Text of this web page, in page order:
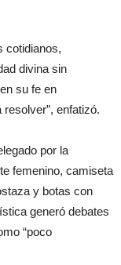
cotidianos,
divina sin
su fe en
enfatizó.
por la
femenino, camiseta
y botas con
generó debates
“poco